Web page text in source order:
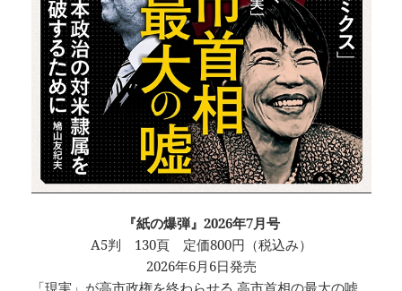
『紙の爆弾』2026年7月号
A5判 130頁 定価800円（税込み）
2026年6月6日発売